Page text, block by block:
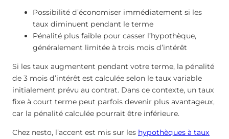
Possibilité d’économiser immédiatement si les
taux diminuent pendant le terme
Pénalité plus faible pour casser l’hypothèque,
généralement limitée à trois mois d’intérêt
Si les taux augmentent pendant votre terme, la pénalité
de 3 mois d’intérêt est calculée selon le taux variable
initialement prévu au contrat. Dans ce contexte, un taux
fixe à court terme peut parfois devenir plus avantageux,
car la pénalité calculée pourrait être inférieure.
Chez nesto, l’accent est mis sur les hypothèques à taux